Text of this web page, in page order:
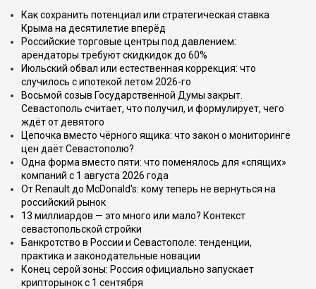
Как сохранить потенциал или стратегическая ставка
Крыма на десятилетие вперёд
Российские торговые центры под давлением:
арендаторы требуют скидкидок до 60%
Июльский обвал или естественная коррекция: что
случилось с ипотекой летом 2026-го
Восьмой созыв Государственной Думы закрыт.
Севастополь считает, что получил, и формулирует, чего
ждёт от девятого
Цепочка вместо чёрного ящика: что закон о мониторинге
цен даёт Севастополю?
Одна форма вместо пяти: что поменялось для «спящих»
компаний с 1 августа 2026 года
От Renault до McDonald's: кому теперь не вернуться на
российский рынок
13 миллиардов — это много или мало? Контекст
севастопольской стройки
Банкротство в России и Севастополе: тенденции,
практика и законодательные новации
Конец серой зоны: Россия официально запускает
крипторынок с 1 сентября